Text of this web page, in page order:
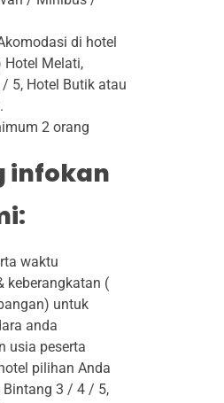
di hotel
Hotel Melati,
5, Hotel Butik atau
2 orang
infokan
waktu
keberangkatan (
untuk
anda
usia peserta
pilihan Anda
Bintang 3 / 4 / 5,